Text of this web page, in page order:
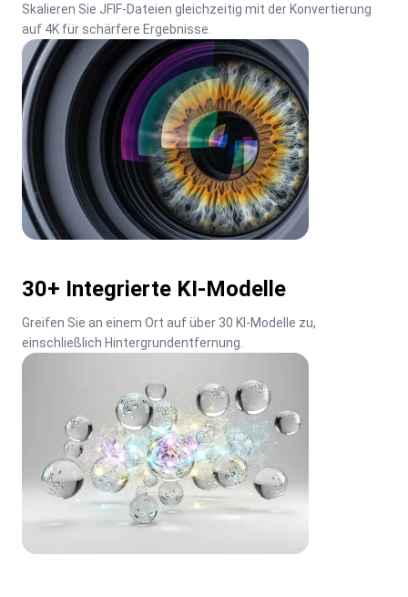
Skalieren Sie JFIF-Dateien gleichzeitig mit der Konvertierung
auf 4K für schärfere Ergebnisse.
30+ Integrierte KI-Modelle
Greifen Sie an einem Ort auf über 30 KI-Modelle zu,
einschließlich Hintergrundentfernung.